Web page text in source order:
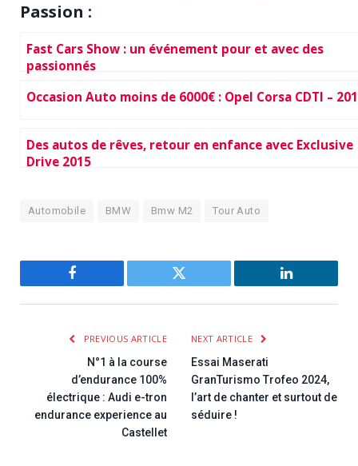
Passion :
Fast Cars Show : un événement pour et avec des
passionnés
Occasion Auto moins de 6000€ : Opel Corsa CDTI –
Des autos de rêves, retour en enfance avec Exclusive
Drive 2015
Automobile BMW Bmw M2 Tour Auto
Facebook Twitter LinkedIn
PREVIOUS ARTICLE
N°1 à la course
d’endurance 100%
électrique : Audi e-tron
endurance experience au
Castellet
NEXT ARTICLE
Essai Maserati
GranTurismo Trofeo 2024,
l’art de chanter et surtout de
séduire !